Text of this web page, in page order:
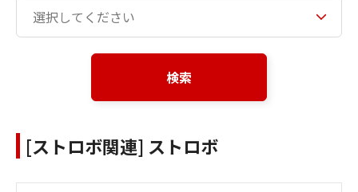
検索
[ストロボ関連] ストロボ